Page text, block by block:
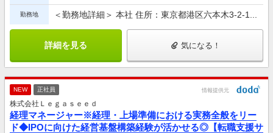
勤務地 ＜勤務地詳細＞ 本社 住所：東京都港区六本木3-2-1...
詳細を見る 気になる！
NEW 正社員 情報提供元
株式会社Ｌｅｇａｓｅｅｄ
経理マネージャー※経理・上場準備における実務全般をリー
ド◆IPOに向けた経営基盤構築経験が活かせる◎【転職支援サ